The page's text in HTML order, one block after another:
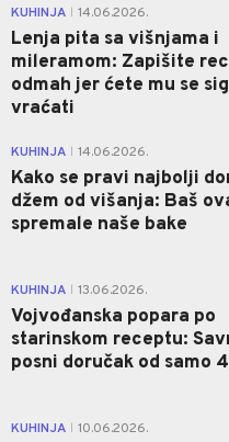
KUHINJA 14.06.2026.
Lenja pita sa višnjama i
mileramom: Zapišite
odmah jer ćete mu se
vraćati
KUHINJA 14.06.2026.
Kako se pravi najbolji
džem od višanja: Baš
spremale naše bake
KUHINJA 13.06.2026.
Vojvođanska popara po
starinskom receptu:
posni doručak od samo
KUHINJA 10.06.2026.